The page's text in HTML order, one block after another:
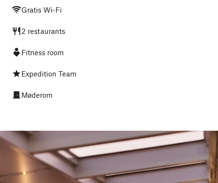
Gratis Wi-Fi
2 restaurants
Fitness room
Expedition Team
Møderom